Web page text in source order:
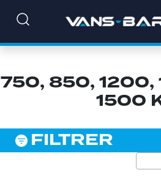
750, 850, 1200,
1500
FILTRER